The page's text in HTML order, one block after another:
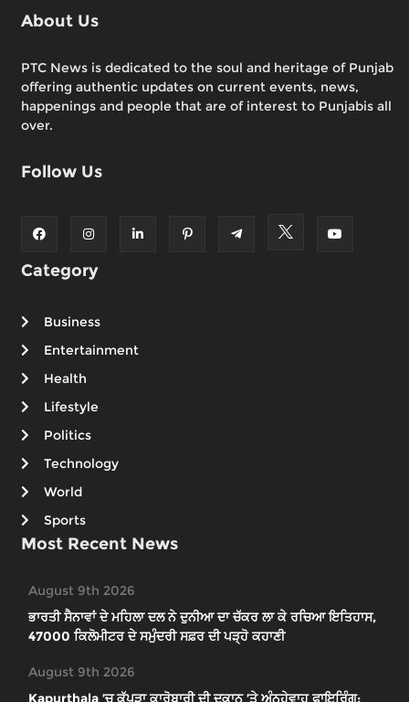
About Us
PTC News is dedicated to the soul and heritage of Punjab
offering authentic updates on current events, news,
happenings and people that are of interest to Punjabis all
over.
Follow Us
Category
Business
Entertainment
Health
Lifestyle
Politics
Technology
World
Sports
Most Recent News
August 9th 2026
ਭਾਰਤੀ ਸੈਨਾਵਾਂ ਦੇ ਮਹਿਲਾ ਦਲ ਨੇ ਦੁਨੀਆ ਦਾ ਚੱਕਰ ਲਾ ਕੇ ਰਚਿਆ ਇਤਿਹਾਸ,
47000 ਕਿਲੋਮੀਟਰ ਦੇ ਸਮੁੰਦਰੀ ਸਫ਼ਰ ਦੀ ਪੜ੍ਹੋ ਕਹਾਣੀ
August 9th 2026
Kapurthala ’ਚ ਕੱਪੜਾ ਕਾਰੋਬਾਰੀ ਦੀ ਦੁਕਾਨ ’ਤੇ ਅੰਨ੍ਹੇਵਾਹ ਫਾਇਰਿੰਗ;